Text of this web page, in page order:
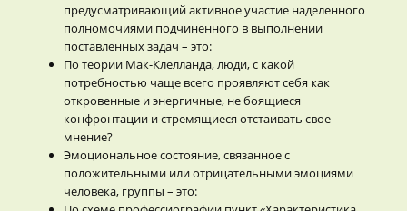
предусматривающий активное участие наделенного
полномочиями подчиненного в выполнении
поставленных задач – это:
По теории Мак-Клелланда, люди, с какой
потребностью чаще всего проявляют себя как
откровенные и энергичные, не боящиеся
конфронтации и стремящиеся отстаивать свое
мнение?
Эмоциональное состояние, связанное с
положительными или отрицательными эмоциями
человека, группы – это: